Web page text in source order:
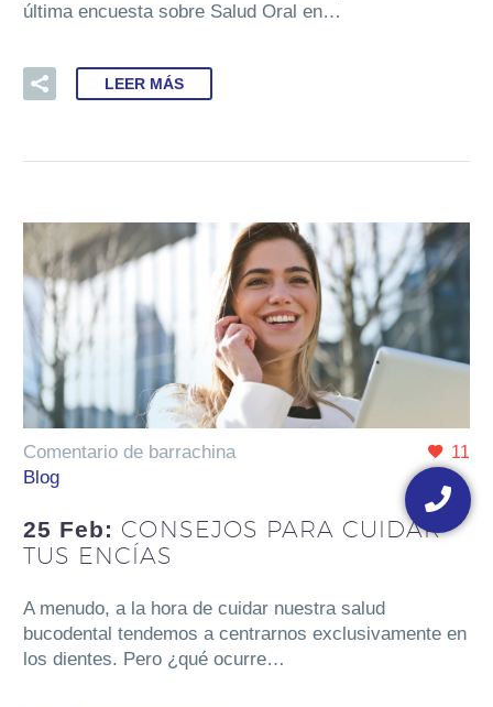
última encuesta sobre Salud Oral en…
LEER MÁS
11
Comentario de barrachina
Blog
25 Feb: CONSEJOS PARA CUIDAR
TUS ENCÍAS
A menudo, a la hora de cuidar nuestra salud
bucodental tendemos a centrarnos exclusivamente en
los dientes. Pero ¿qué ocurre…
Floating
button